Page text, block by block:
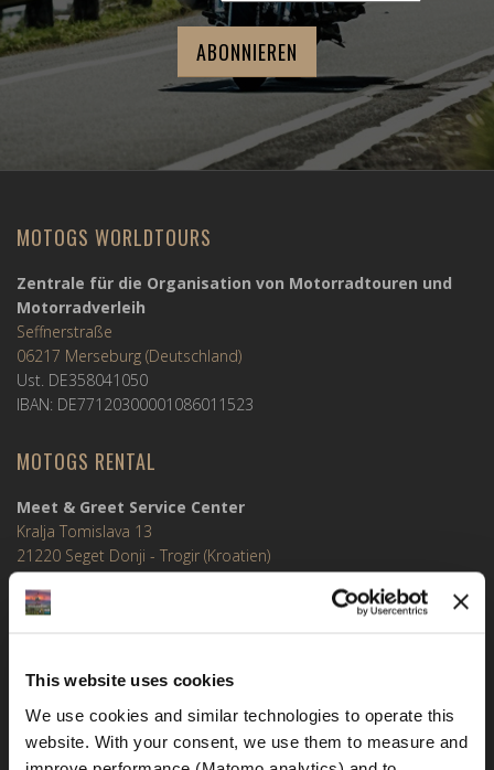
This website uses cookies
We use cookies and similar technologies to operate this
website. With your consent, we use them to measure and
MOTOGS WORLDTOURS
Zentrale für die Organisation von Motorradtouren und
Motorradverleih
Seffnerstraße
06217 Merseburg (Deutschland)
Ust. DE358041050
IBAN: DE77120300001086011523
MOTOGS RENTAL
Meet & Greet Service Center
Kralja Tomislava 13
21220 Seget Donji - Trogir (Kroatien)
+385 99 6750140
Info (ät) MotoGSWorldTours . com